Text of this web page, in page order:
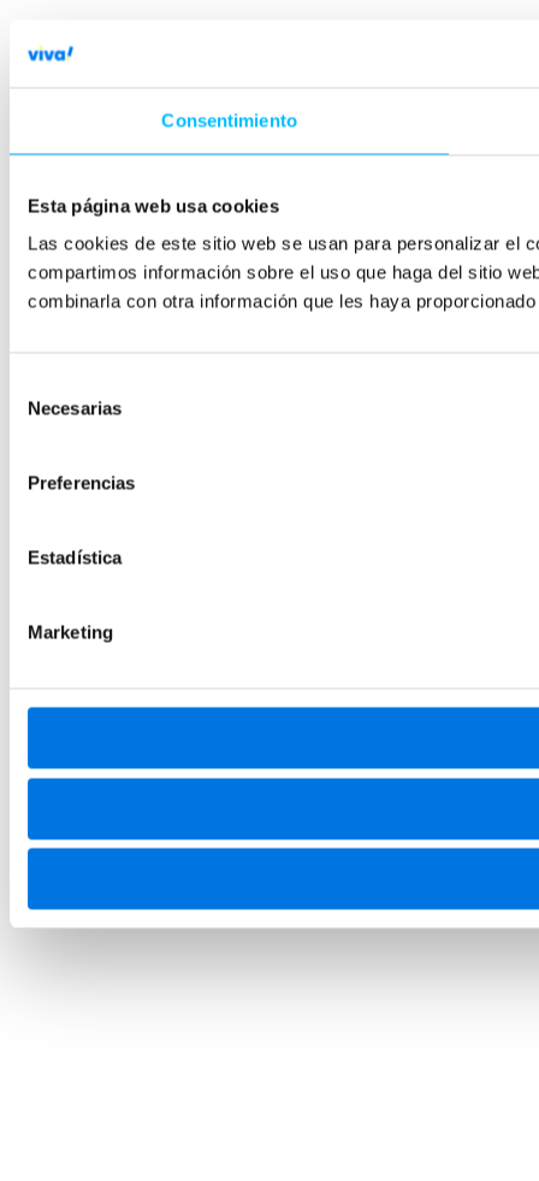
Consentimiento
Esta página web usa cookies
Las cookies de este sitio web se usan para personalizar el
compartimos información sobre el uso que haga del sitio
combinarla con otra información que les haya
Necesarias
Preferencias
Estadística
Marketing